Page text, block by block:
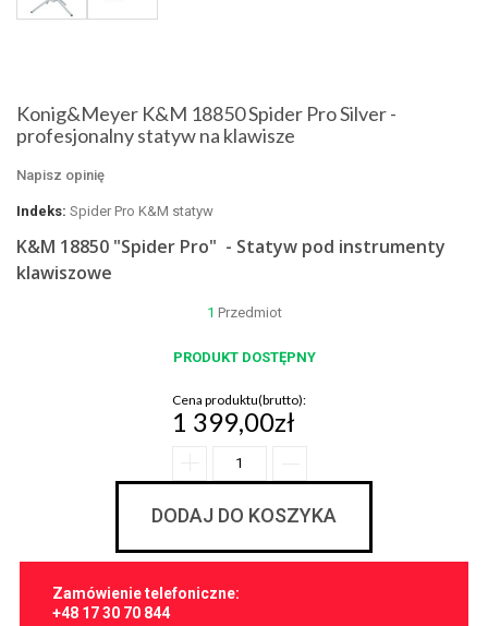
Konig&Meyer K&M 18850 Spider Pro Silver -
profesjonalny statyw na klawisze
Napisz opinię
Indeks: Spider Pro K&M statyw
K&M 18850 "Spider Pro" - Statyw pod instrumenty
klawiszowe
1 Przedmiot
PRODUKT DOSTĘPNY
Cena produktu(brutto):
1 399,00zł
DODAJ DO KOSZYKA
Zamówienie telefoniczne:
+48 17 30 70 844